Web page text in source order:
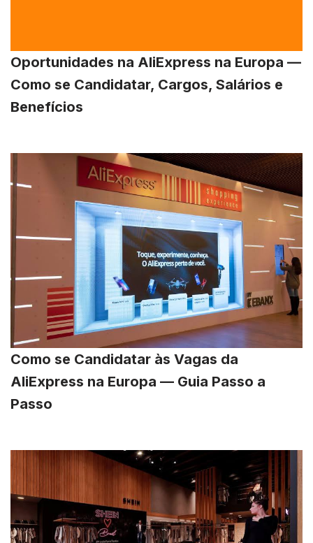
Oportunidades na AliExpress na Europa —
Como se Candidatar, Cargos, Salários e
Benefícios
Como se Candidatar às Vagas da
AliExpress na Europa — Guia Passo a
Passo